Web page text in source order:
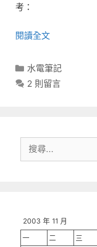
考：
閱讀全文
分
類
水電筆記
2 則留言
尋:
2003 年 11 月
一 二 三